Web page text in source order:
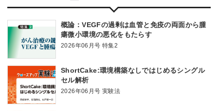
概論：VEGFの過剰は血管と免疫の両面から腫
瘍微小環境の悪化をもたらす
2026年06月号 特集2
ShortCake:環境構築なしではじめるシングル
セル解析
2026年06月号 実験法